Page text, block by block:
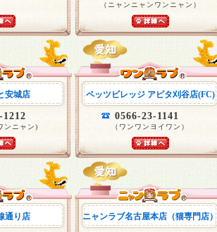
（ニャンニャンワンニャン）
安城店
1212
ンニャン)
ペッツビレッジ アピタ刈谷店(FC)
0566-23-1141
（ワンワンヨイワン）
通り店 ニャンラブ名古屋本店（猫専門店）